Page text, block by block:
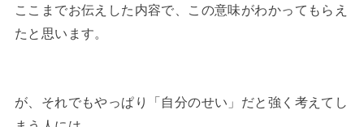
ここまでお伝えした内容で、この意味がわかってもらえ
たと思います。
が、それでもやっぱり「自分のせい」だと強く考えてし